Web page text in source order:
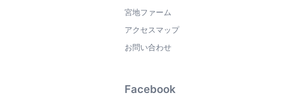
宮地ファーム
アクセスマップ
お問い合わせ
Facebook